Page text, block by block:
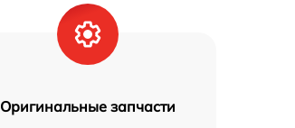
Оригинальные запчасти